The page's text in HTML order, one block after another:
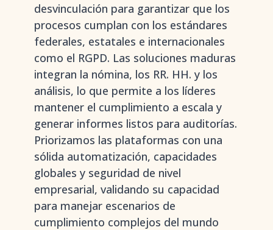
desvinculación para garantizar que los
procesos cumplan con los estándares
federales, estatales e internacionales
como el RGPD. Las soluciones maduras
integran la nómina, los RR. HH. y los
análisis, lo que permite a los líderes
mantener el cumplimiento a escala y
generar informes listos para auditorías.
Priorizamos las plataformas con una
sólida automatización, capacidades
globales y seguridad de nivel
empresarial, validando su capacidad
para manejar escenarios de
cumplimiento complejos del mundo